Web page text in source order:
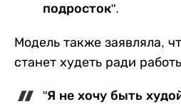
подросток".
Модель также заявляла,
станет худеть ради
"Я не хочу быть